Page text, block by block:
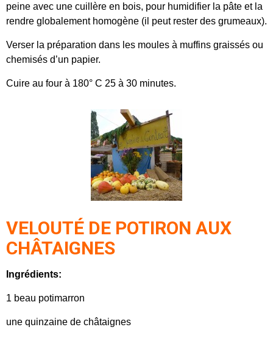
peine avec une cuillère en bois, pour humidifier la pâte et la
rendre globalement homogène (il peut rester des grumeaux).
Verser la préparation dans les moules à muffins graissés ou
chemisés d’un papier.
Cuire au four à 180° C 25 à 30 minutes.
VELOUTÉ DE POTIRON AUX
CHÂTAIGNES
Ingrédients:
1 beau potimarron
une quinzaine de châtaignes